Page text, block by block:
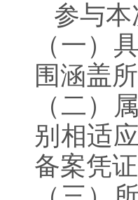
参与
（一）
围涵盖
（二）
别相适
备案凭